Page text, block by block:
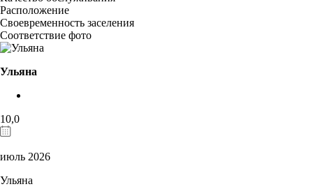
Расположение
Своевременность заселения
Соответствие фото
Ульяна
10,0
июль 2026
Ульяна